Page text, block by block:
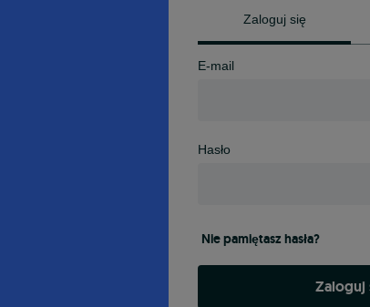
Zaloguj się
E-mail
Hasło
Nie pamiętasz hasła?
Zaloguj